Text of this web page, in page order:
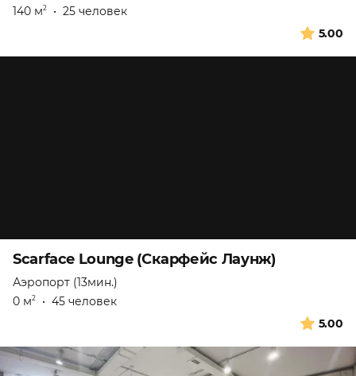
140 м2 • 25 человек
5.00
Scarface Lounge (Скарфейс Лаунж)
Аэропорт (13мин.)
0 м2 • 45 человек
5.00